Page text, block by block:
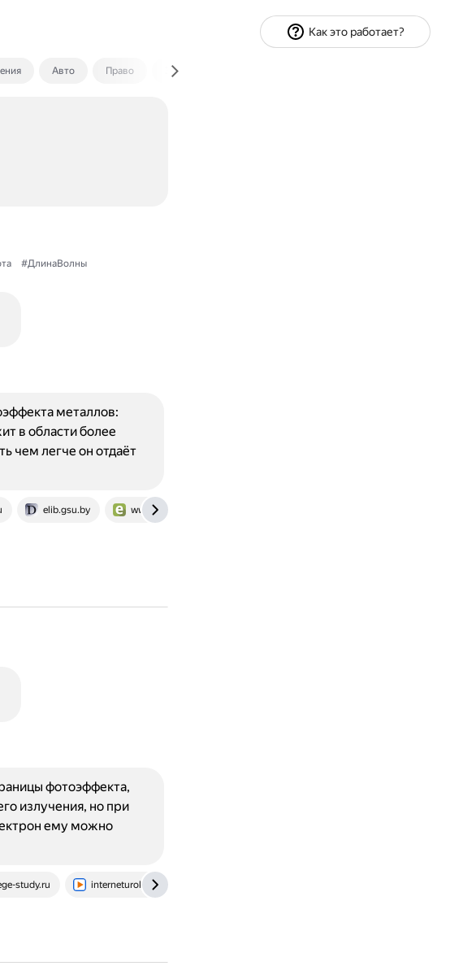
Авто Право Экономика и финансы
#ДлинаВолны
elib.gsu.by www.liveexpert.org
металлов:
в области более
чем легче он отдаёт
study.ru interneturok.ru
фотоэффекта,
излучения, но при
ему можно
Как это работает?